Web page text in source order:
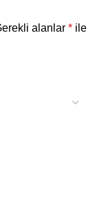
alanlar * ile